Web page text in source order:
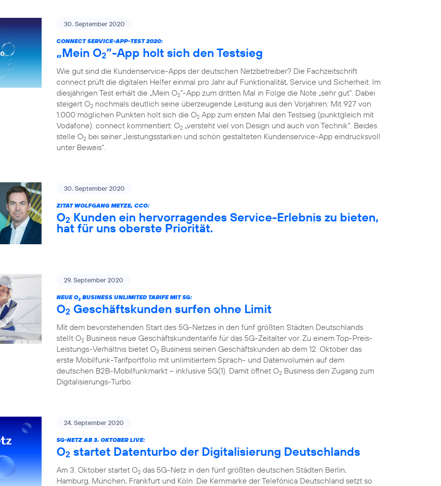
30. September 2020
CONNECT SERVICE-APP-TEST 2020:
„Mein O2”-App holt sich den Testsieg
Wie gut sind die Kundenservice-Apps der deutschen Netzbetreiber? Die Fachzeitschrift
connect prüft die digitalen Helfer einmal pro Jahr auf Funktionalität, Service und Sicherheit. Im
diesjährigen Test erhält die „Mein O2“-App zum dritten Mal in Folge die Note „sehr gut“. Dabei
steigert O2 nochmals deutlich seine überzeugende Leistung aus den Vorjahren: Mit 927 von
1.000 möglichen Punkten holt sich die O2 App zum ersten Mal den Testsieg (punktgleich mit
Vodafone). connect kommentiert: O2 „versteht viel von Design und auch von Technik“. Beides
stelle O2 bei seiner „leistungsstarken und schön gestalteten Kundenservice-App eindrucksvoll
unter Beweis“.
30. September 2020
ZITAT WOLFGANG METZE, CCO:
O2 Kunden ein hervorragendes Service-Erlebnis zu bieten,
hat für uns oberste Priorität.
29. September 2020
NEUE O2 BUSINESS UNLIMITED TARIFE MIT 5G:
O2 Geschäftskunden surfen ohne Limit
Mit dem bevorstehenden Start des 5G-Netzes in den fünf größten Städten Deutschlands
stellt O2 Business neue Geschäftskundentarife für das 5G-Zeitalter vor. Zu einem Top-Preis-
Leistungs-Verhältnis bietet O2 Business seinen Geschäftskunden ab dem 12. Oktober das
erste Mobilfunk-Tarifportfolio mit unlimitiertem Sprach- und Datenvolumen auf dem
deutschen B2B-Mobilfunkmarkt – inklusive 5G(1). Damit öffnet O2 Business den Zugang zum
Digitalisierungs-Turbo.
24. September 2020
5G-NETZ AB 3. OKTOBER LIVE:
O2 startet Datenturbo der Digitalisierung Deutschlands
Am 3. Oktober startet O2 das 5G-Netz in den fünf größten deutschen Städten Berlin,
Hamburg, München, Frankfurt und Köln. Die Kernmarke der Telefónica Deutschland setzt so